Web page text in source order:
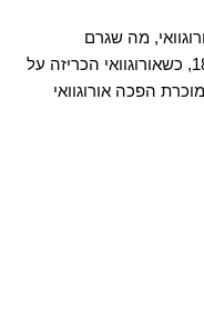
אורוגוואי, מה שגרם
למהפכה במדינה שהסתיימה בשנת 1825, כשאורוגוואי הכריזה על
הפכה אורוגוואי